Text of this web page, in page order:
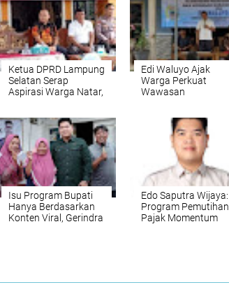
Ketua DPRD Lampung
Selatan Serap
Aspirasi Warga Natar,
Kamtibmas
Edi Waluyo Ajak
Warga Perkuat
Wawasan
Isu Program Bupati
Hanya Berdasarkan
Konten Viral, Gerindra
Edo Saputra Wijaya:
Program Pemutihan
Pajak Momentum